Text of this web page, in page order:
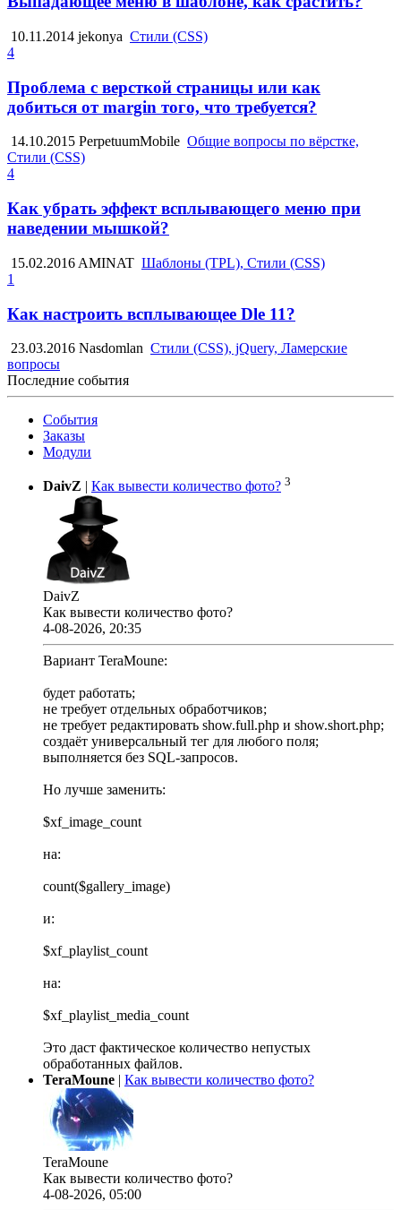
10.11.2014 jekonya Стили (CSS)
4
Проблема с версткой страницы или как
добиться от margin того, что требуется?
14.10.2015 PerpetuumMobile Общие вопросы по вёрстке,
Стили (CSS)
4
Как убрать эффект всплывающего меню при
наведении мышкой?
15.02.2016 AMINAT Шаблоны (TPL), Стили (CSS)
1
Как настроить всплывающее Dle 11?
23.03.2016 Nasdomlan Стили (CSS), jQuery, Ламерские
вопросы
Последние события
События
Заказы
Модули
DaivZ Как вывести количество фото? 3
DaivZ
Как вывести количество фото?
4-08-2026, 20:35
Вариант TeraMoune:
будет работать;
не требует отдельных обработчиков;
не требует редактировать show.full.php и show.short.php;
создаёт универсальный тег для любого поля;
выполняется без SQL-запросов.
Но лучше заменить:
$xf_image_count
на:
count($gallery_image)
и:
$xf_playlist_count
на:
$xf_playlist_media_count
Это даст фактическое количество непустых
обработанных файлов.
TeraMoune | Как вывести количество фото?
TeraMoune
Как вывести количество фото?
4-08-2026, 05:00